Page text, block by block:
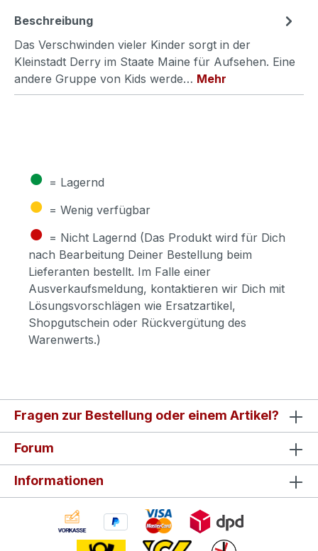
Beschreibung
Das Verschwinden vieler Kinder sorgt in der
Kleinstadt Derry im Staate Maine für Aufsehen. Eine
andere Gruppe von Kids werde… Mehr
● = Lagernd
● = Wenig verfügbar
● = Nicht Lagernd (Das Produkt wird für Dich
nach Bearbeitung Deiner Bestellung beim
Lieferanten bestellt. Im Falle einer
Ausverkaufsmeldung, kontaktieren wir Dich mit
Lösungsvorschlägen wie Ersatzartikel,
Shopgutschein oder Rückvergütung des
Warenwerts.)
Fragen zur Bestellung oder einem Artikel?
Forum
Informationen